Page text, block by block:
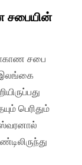
சபையின்
சபை
இலங்கை
பெரிதும்